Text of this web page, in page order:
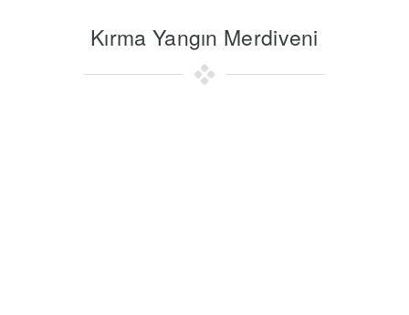
Kırma Yangın Merdiveni